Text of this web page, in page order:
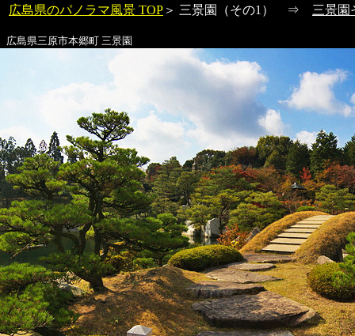
広島県のパノラマ風景 TOP ＞ 三景園 （その1） ⇒ 三景園
広島県三原市本郷町 三景園